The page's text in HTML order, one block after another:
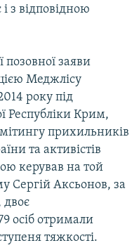
з відповідною
позовної заяви
Меджлісу
року під
Республіки Крим,
прихильників
та активістів
керував на той
Сергій Аксьонов, за
двоє
осіб отримали
тяжкості.